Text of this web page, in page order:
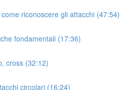
riconoscere gli attacchi (47:54)
fondamentali (17:36)
cross (32:12)
circolari (16:24)